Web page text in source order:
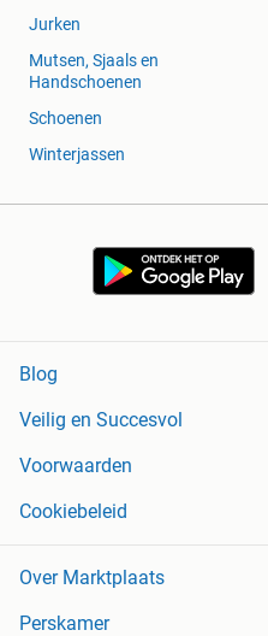
Jurken
Mutsen, Sjaals en
Handschoenen
Schoenen
Winterjassen
Blog
Veilig en Succesvol
Voorwaarden
Cookiebeleid
Over Marktplaats
Perskamer